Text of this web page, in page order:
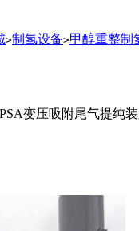
>制氢设备>甲醇重整制
变压吸附尾气提纯